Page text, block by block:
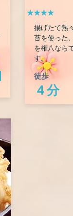
★★★★
揚げたて熱
苔を使った
を権八なら
す。
徒歩
４分